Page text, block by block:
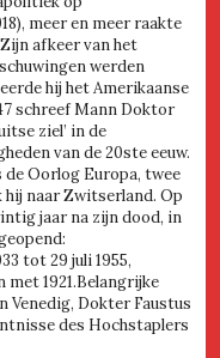
meer en meer raakte
afkeer van het
werden
hij het Amerikaanse
schreef Mann Doktor
ziel’ in de
van de 20ste eeuw.
Oorlog Europa, twee
naar Zwitserland. Op
jaar na zijn dood, in
tot 29 juli 1955,
1921.Belangrijke
Venedig, Dokter Faustus
des Hochstaplers